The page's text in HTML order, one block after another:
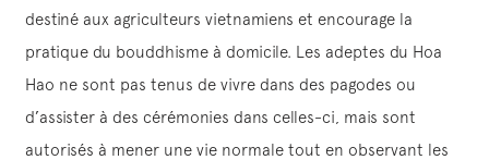
destiné aux agriculteurs vietnamiens et encourage la
pratique du bouddhisme à domicile. Les adeptes du Hoa
Hao ne sont pas tenus de vivre dans des pagodes ou
d’assister à des cérémonies dans celles-ci, mais sont
autorisés à mener une vie normale tout en observant les